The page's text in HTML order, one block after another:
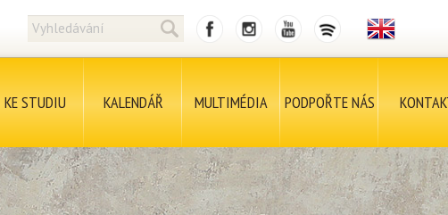
KE STUDIU KALENDÁŘ MULTIMÉDIA PODPOŘTE NÁS